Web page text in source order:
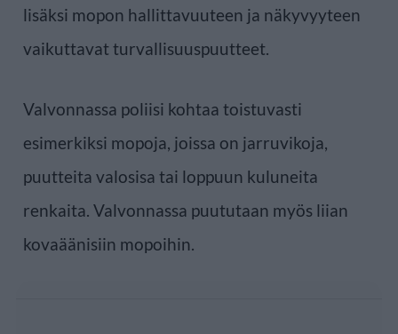
lisäksi mopon hallittavuuteen ja näkyvyyteen
vaikuttavat turvallisuuspuutteet.
Valvonnassa poliisi kohtaa toistuvasti
esimerkiksi mopoja, joissa on jarruvikoja,
puutteita valosisa tai loppuun kuluneita
renkaita. Valvonnassa puututaan myös liian
kovaäänisiin mopoihin.